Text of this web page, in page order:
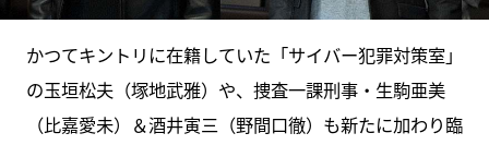
かつてキントリに在籍していた「サイバー犯罪対策室」
の玉垣松夫（塚地武雅）や、捜査一課刑事・生駒亜美
（比嘉愛未）＆酒井寅三（野間口徹）も新たに加わり臨